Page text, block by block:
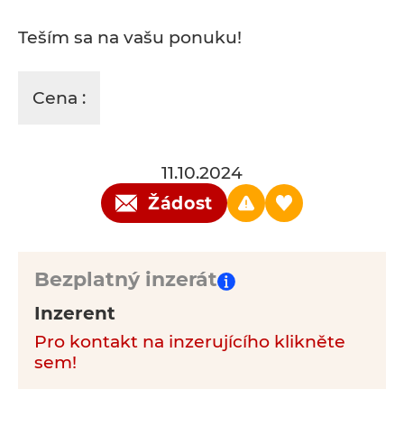
Teším sa na vašu ponuku!
Cena :
11.10.2024
Žádost
Bezplatný inzerát
Inzerent
Pro kontakt na inzerujícího klikněte
sem!